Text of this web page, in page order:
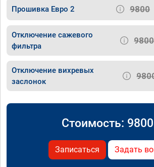
Прошивка Евро 2 9800
Отключение сажевого
фильтра
9800
Отключение вихревых
заслонок
Стоимость: 9800
Записаться Задать